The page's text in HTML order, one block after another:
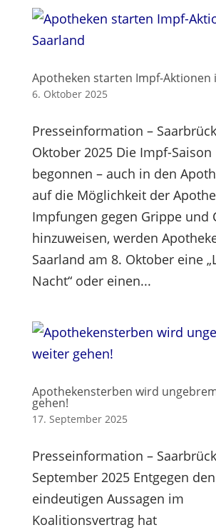
Apotheken starten Impf-Aktionen
6. Oktober 2025
Presseinformation –
Oktober 2025 Die Impf-Saison
begonnen – auch in den
auf die Möglichkeit der
Impfungen gegen Grippe und
hinzuweisen, werden
Saarland am 8. Oktober eine
Nacht“ oder einen...
Apothekensterben wird
gehen!
17. September 2025
Presseinformation –
September 2025 Entgegen den
eindeutigen Aussagen im
Koalitionsvertrag hat